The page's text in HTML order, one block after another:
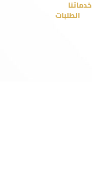
خدماتنا
الطلبات